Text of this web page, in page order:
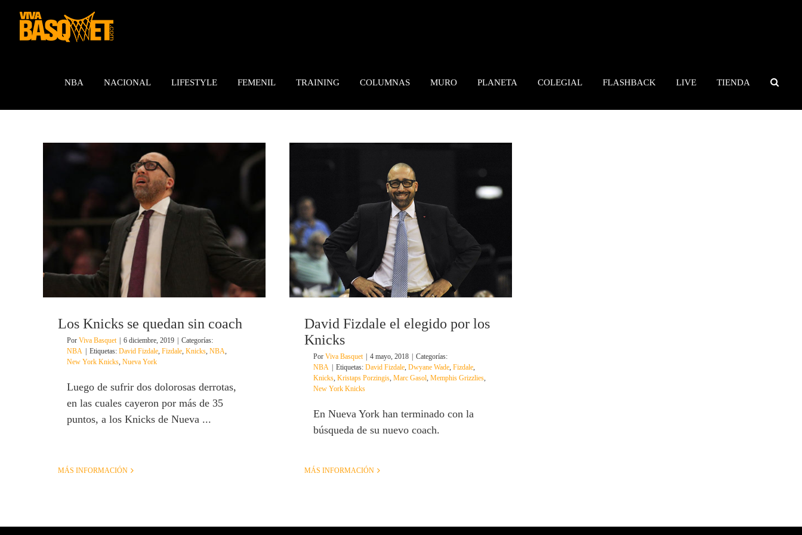
contenido
NBA NACIONAL LIFESTYLE FEMENIL TRAINING COLUMNAS MURO PLANETA COLEGIAL FLASHBACK LIVE TIENDA
Los Knicks se quedan sin coach
Por Viva Basquet 6 diciembre, 2019
Categorías:
NBA
Etiquetas: David Fizdale, Fizdale, Knicks, NBA,
New York Knicks, Nueva York
Luego de sufrir dos dolorosas derrotas,
en las cuales cayeron por más de 35
puntos, a los Knicks de Nueva ...
MÁS INFORMACIÓN
David Fizdale el elegido por los
Knicks
Por Viva Basquet 4 mayo, 2018
Categorías:
NBA
Etiquetas: David Fizdale, Dwyane Wade, Fizdale,
Knicks, Kristaps Porzingis, Marc Gasol, Memphis Grizzlies,
New York Knicks
En Nueva York han terminado con la
búsqueda de su nuevo coach.
MÁS INFORMACIÓN